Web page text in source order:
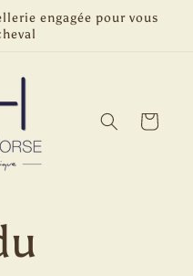
engagée pour vous
Panier